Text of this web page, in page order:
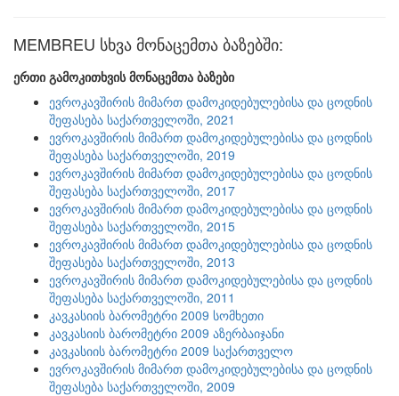
MEMBREU სხვა მონაცემთა ბაზებში:
ერთი გამოკითხვის მონაცემთა ბაზები
ევროკავშირის მიმართ დამოკიდებულებისა და ცოდნის
შეფასება საქართველოში, 2021
ევროკავშირის მიმართ დამოკიდებულებისა და ცოდნის
შეფასება საქართველოში, 2019
ევროკავშირის მიმართ დამოკიდებულებისა და ცოდნის
შეფასება საქართველოში, 2017
ევროკავშირის მიმართ დამოკიდებულებისა და ცოდნის
შეფასება საქართველოში, 2015
ევროკავშირის მიმართ დამოკიდებულებისა და ცოდნის
შეფასება საქართველოში, 2013
ევროკავშირის მიმართ დამოკიდებულებისა და ცოდნის
შეფასება საქართველოში, 2011
კავკასიის ბარომეტრი 2009 სომხეთი
კავკასიის ბარომეტრი 2009 აზერბაიჯანი
კავკასიის ბარომეტრი 2009 საქართველო
ევროკავშირის მიმართ დამოკიდებულებისა და ცოდნის
შეფასება საქართველოში, 2009